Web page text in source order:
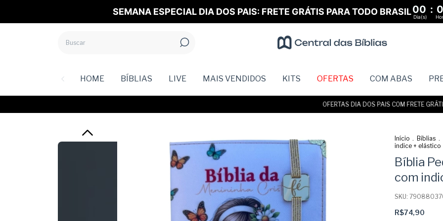
OFERTAS DIA DOS PAIS COM FRETE GRÁTIS •
SEMANA ESPECIAL DIA DOS PAIS: FRETE GRÁTIS PARA TODO BRASIL00 :
Dia(s)
HOME BÍBLIAS LIVE MAIS VENDIDOS KITS OFERTAS COM ABAS
Início . Bíblias .
indice + elástico
Bíblia
com
SKU:
R$74,90